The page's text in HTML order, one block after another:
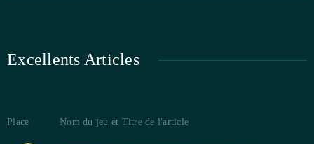
Excellents Articles
Place Nom du jeu et Titre de l'article